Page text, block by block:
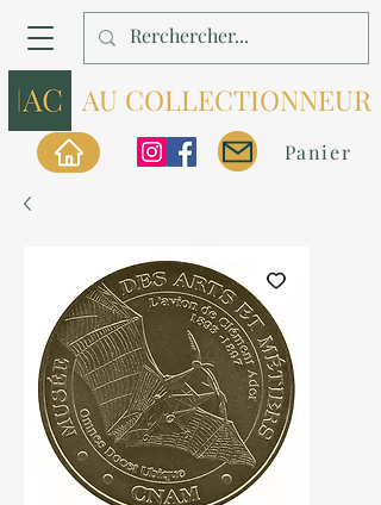
AU COLLECTIONNEUR
Panier